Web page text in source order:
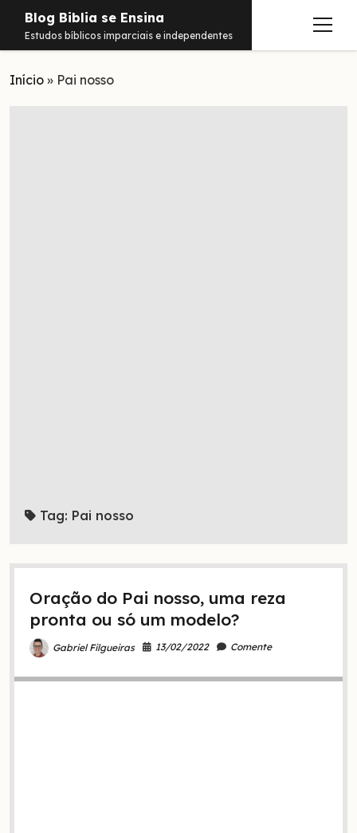
Blog Biblia se Ensina
Estudos bíblicos imparciais e independentes
abrir
Estudos
Início » Pai nosso
Tag: Pai nosso
Oração do Pai nosso, uma reza
pronta ou só um modelo?
Gabriel Filgueiras 13/02/2022 Comente